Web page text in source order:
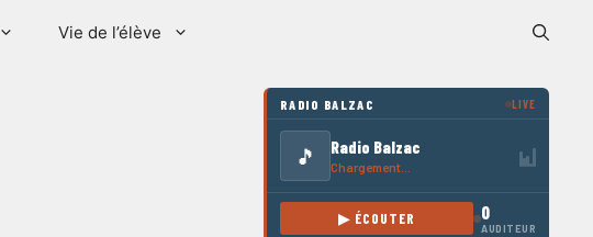
Vie de l’élève